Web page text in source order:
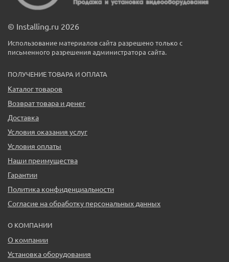
© Installing.ru 2026
Использование материалов сайта разрешено только с
письменного разрешения администратора сайта.
ПОЛУЧЕНИЕ ТОВАРА И ОПЛАТА
Каталог товаров
Возврат товара и денег
Доставка
Условия оказания услуг
Условия оплаты
Наши преимущества
Гарантии
Политика конфиденциальности
Согласие на обработку персональных данных
О КОМПАНИИ
О компании
Установка оборудования